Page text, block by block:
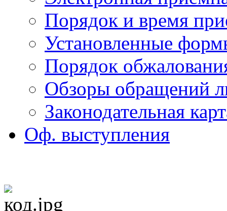
Порядок и время
Установленные
Порядок
Обзоры обращений
Законодательная
Оф. выступления